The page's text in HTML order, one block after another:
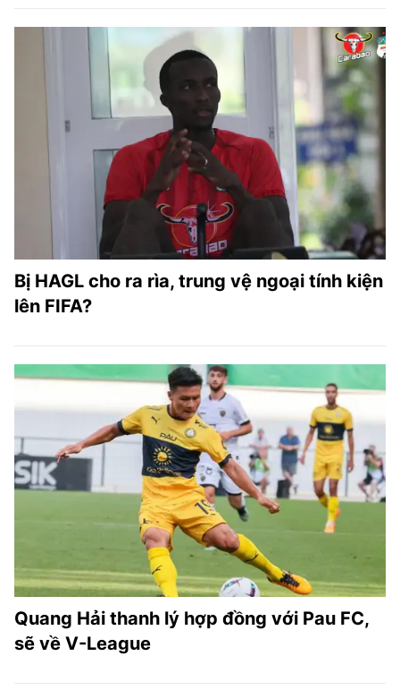
Bị HAGL cho ra rìa, trung vệ ngoại tính kiện
lên FIFA?
Quang Hải thanh lý hợp đồng với Pau FC,
sẽ về V-League